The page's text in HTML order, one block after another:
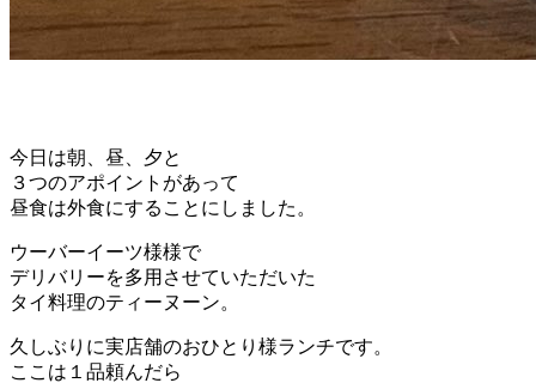
今日は朝、昼、夕と
３つのアポイントがあって
昼食は外食にすることにしました。
ウーバーイーツ様様で
デリバリーを多用させていただいた
タイ料理のティーヌーン。
久しぶりに実店舗のおひとり様ランチです。
ここは１品頼んだら